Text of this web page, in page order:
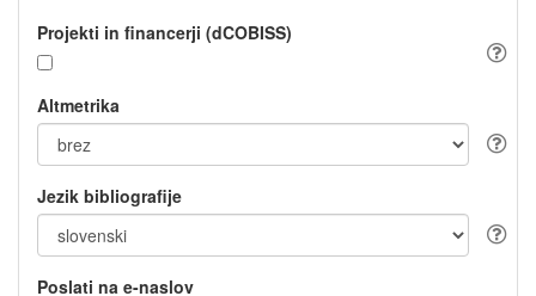
Projekti in financerji (dCOBISS)
Altmetrika
Jezik bibliografije
Poslati na e-naslov